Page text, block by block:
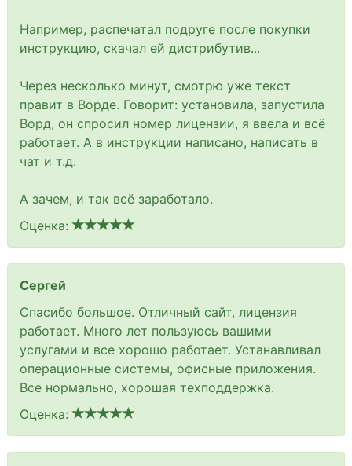
Например, распечатал подруге после покупки
инструкцию, скачал ей дистрибутив...
Через несколько минут, смотрю уже текст
правит в Ворде. Говорит: установила, запустила
Ворд, он спросил номер лицензии, я ввела и всё
работает. А в инструкции написано, написать в
чат и т.д.
А зачем, и так всё заработало.
Оценка:
Сергей
Спасибо большое. Отличный сайт, лицензия
работает. Много лет пользуюсь вашими
услугами и все хорошо работает. Устанавливал
операционные системы, офисные приложения.
Все нормально, хорошая техподдержка.
Оценка: